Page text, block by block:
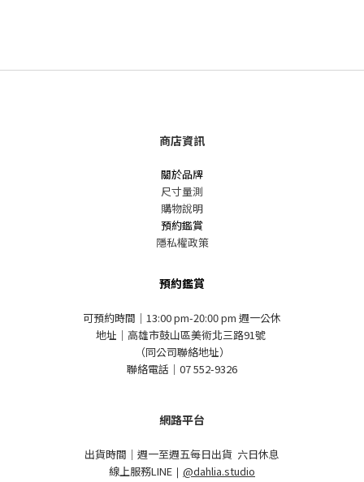
商店資訊
關於品牌
尺寸量測
購物說明
預約鑑賞
隱私權政策
預約鑑賞
可預約時間｜13:00 pm-20:00 pm 週一公休
地址｜高雄市鼓山區美術北三路91號
（同公司聯絡地址）
聯絡電話｜07 552-9326
網路平台
出貨時間｜週一至週五每日出貨 六日休息
線上服務LINE ｜ @dahlia.studio